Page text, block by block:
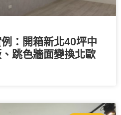
：開箱新北40坪中
跳色牆面變換北歐